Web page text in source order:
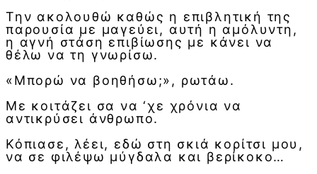
Την ακολουθώ καθώς η επιβλητική της
παρουσία με μαγεύει, αυτή η αμόλυντη,
η αγνή στάση επιβίωσης με κάνει να
θέλω να τη γνωρίσω.
«Μπορώ να βοηθήσω;», ρωτάω.
Με κοιτάζει σα να ‘χε χρόνια να
αντικρύσει άνθρωπο.
Κόπιασε, λέει, εδώ στη σκιά κορίτσι μου,
να σε φιλέψω μύγδαλα και βερίκοκο…